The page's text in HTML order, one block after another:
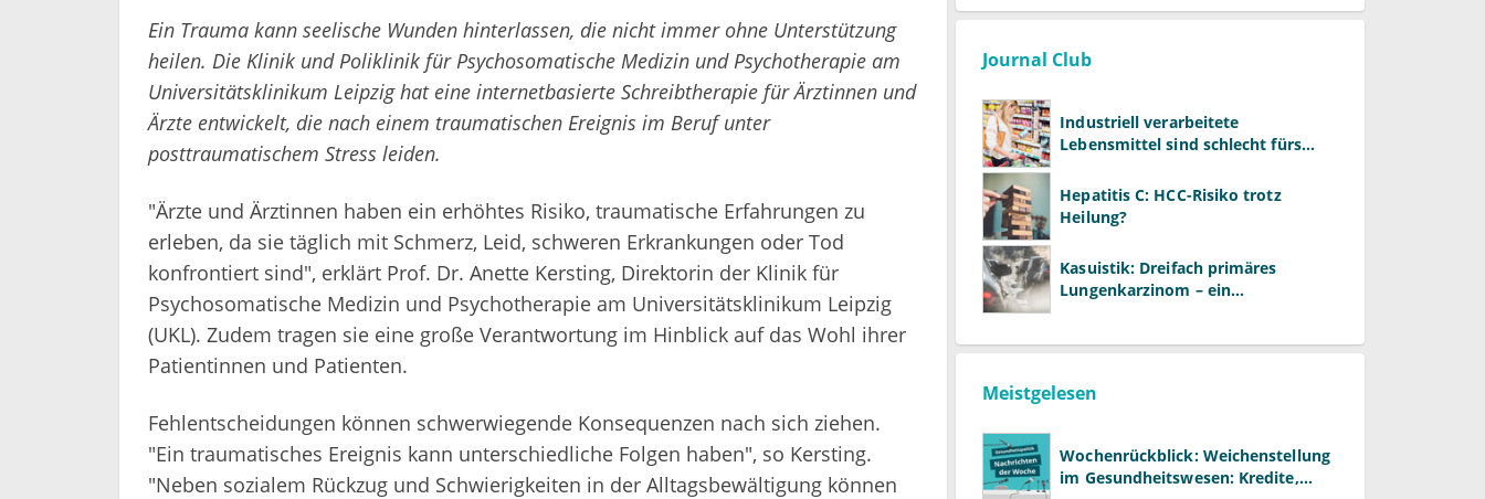
Ein Trauma kann seelische Wunden hinterlassen, die nicht immer ohne Unterstützung
heilen. Die Klinik und Poliklinik für Psychosomatische Medizin und Psychotherapie am
Universitätsklinikum Leipzig hat eine internetbasierte Schreibtherapie für Ärztinnen und
Ärzte entwickelt, die nach einem traumatischen Ereignis im Beruf unter
posttraumatischem Stress leiden.
"Ärzte und Ärztinnen haben ein erhöhtes Risiko, traumatische Erfahrungen zu
erleben, da sie täglich mit Schmerz, Leid, schweren Erkrankungen oder Tod
konfrontiert sind", erklärt Prof. Dr. Anette Kersting, Direktorin der Klinik für
Psychosomatische Medizin und Psychotherapie am Universitätsklinikum Leipzig
(UKL). Zudem tragen sie eine große Verantwortung im Hinblick auf das Wohl ihrer
Patientinnen und Patienten.
Fehlentscheidungen können schwerwiegende Konsequenzen nach sich ziehen.
"Ein traumatisches Ereignis kann unterschiedliche Folgen haben", so Kersting.
"Neben sozialem Rückzug und Schwierigkeiten in der Alltagsbewältigung können
Journal Club
Industriell verarbeitete
Lebensmittel sind schlecht fürs
Hepatitis C: HCC-Risiko trotz
Heilung?
Kasuistik: Dreifach primäres
Lungenkarzinom – ein
Meistgelesen
Wochenrückblick: Weichenstellung
im Gesundheitswesen: Kredite,